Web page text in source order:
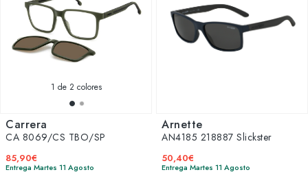
1 de 2 colores
Carrera
CA 8069/CS TBO/SP
85,90€
Entrega Martes 11 Agosto
Arnette
AN4185 218887 Slickster
50,40€
Entrega Martes 11 Agosto